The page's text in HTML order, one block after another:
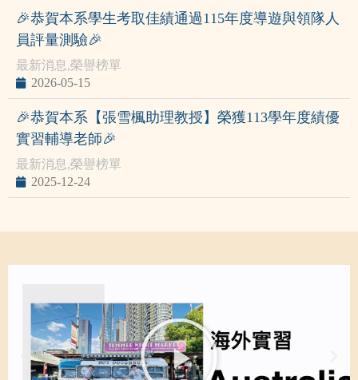
🎉恭賀本系學生考取佳績通過115年度導遊與領隊人
員評量測驗🎉
最新消息,榮譽榜單
2026-05-15
🎉恭賀本系【張雪楓助理教授】榮獲113學年度績優
實習輔導老師🎉
最新消息,榮譽榜單
2025-12-24